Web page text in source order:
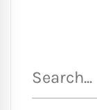
para